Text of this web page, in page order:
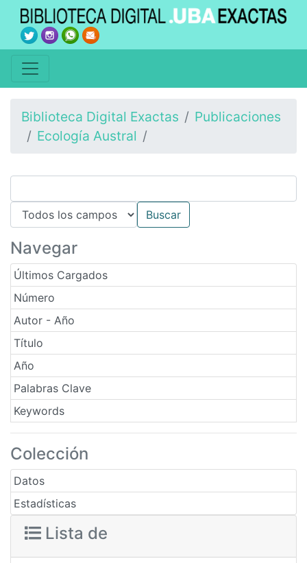
Biblioteca Digital Exactas
Publicaciones
Ecología Austral
Navegar
Últimos Cargados
Número
Autor - Año
Título
Año
Palabras Clave
Keywords
Colección
Datos
Estadísticas
Lista de